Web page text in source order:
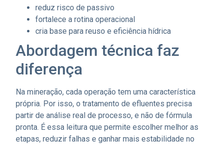
reduz risco de passivo
fortalece a rotina operacional
cria base para reuso e eficiência hídrica
Abordagem técnica faz
diferença
Na mineração, cada operação tem uma característica
própria. Por isso, o tratamento de efluentes precisa
partir de análise real de processo, e não de fórmula
pronta. É essa leitura que permite escolher melhor as
etapas, reduzir falhas e ganhar mais estabilidade no